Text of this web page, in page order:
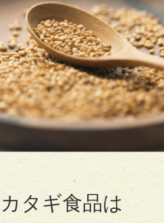
カタギ食品は